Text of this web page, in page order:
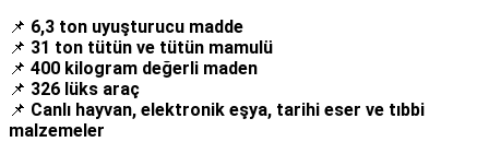
📌 6,3 ton uyuşturucu madde
📌 31 ton tütün ve tütün mamulü
📌 400 kilogram değerli maden
📌 326 lüks araç
📌 Canlı hayvan, elektronik eşya, tarihi eser ve tıbbi
malzemeler